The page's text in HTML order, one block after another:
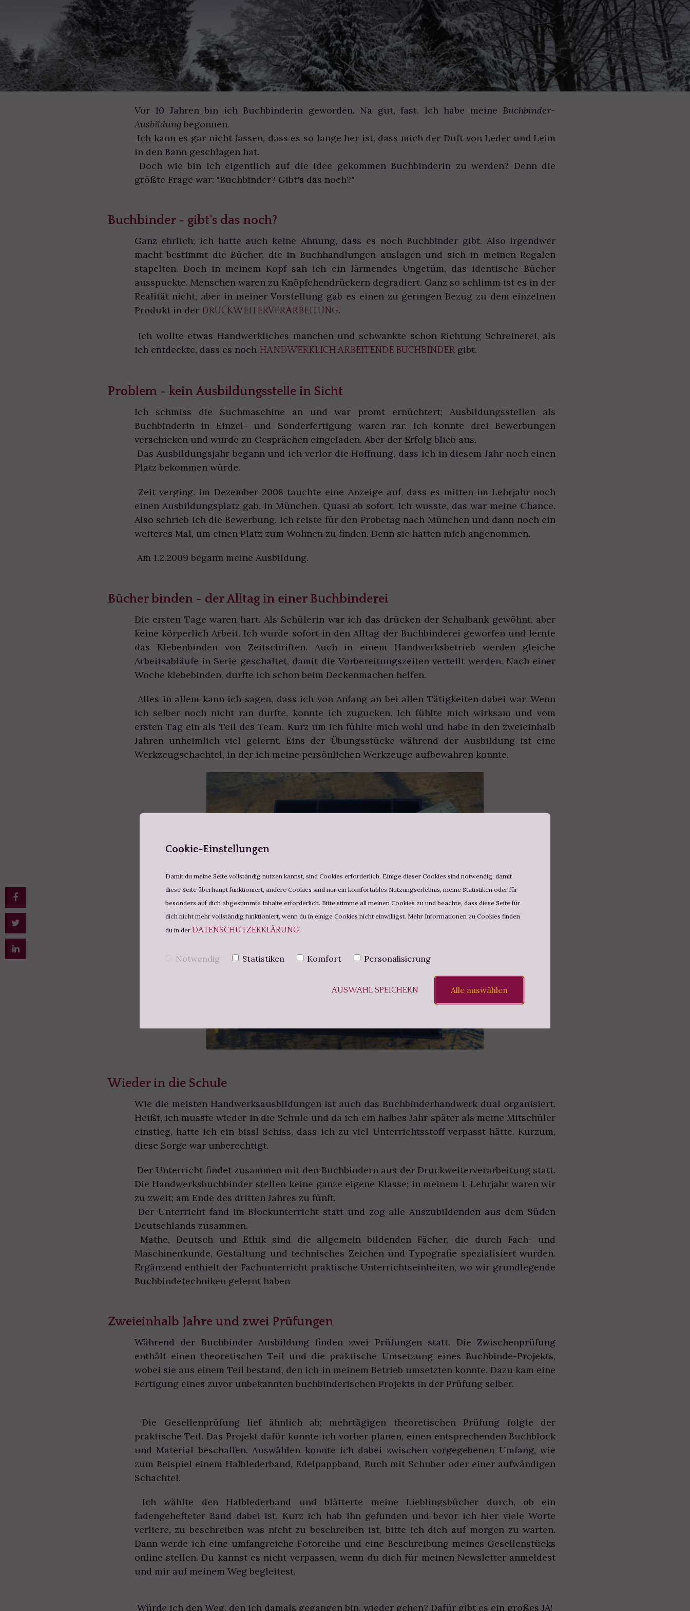
Vor 10 Jahren bin ich Buchbinderin geworden. Na gut, fast. Ich habe meine Buchbinder-
Ausbildung begonnen.
Ich kann es gar nicht fassen, dass es so lange her ist, dass mich der Duft von Leder und Leim
in den Bann geschlagen hat.
Doch wie bin ich eigentlich auf die Idee gekommen Buchbinderin zu werden? Denn die
größte Frage war: "Buchbinder? Gibt's das noch?"
Buchbinder - gibt's das noch?
Ganz ehrlich; ich hatte auch keine Ahnung, dass es noch Buchbinder gibt. Also irgendwer
macht bestimmt die Bücher, die in Buchhandlungen auslagen und sich in meinen Regalen
stapelten. Doch in meinem Kopf sah ich ein lärmendes Ungetüm, das identische Bücher
ausspuckte. Menschen waren zu Knöpfchendrückern degradiert. Ganz so schlimm ist es in der
Realität nicht, aber in meiner Vorstellung gab es einen zu geringen Bezug zu dem einzelnen
Produkt in der DRUCKWEITERVERARBEITUNG.
Ich wollte etwas Handwerkliches manchen und schwankte schon Richtung Schreinerei, als
ich entdeckte, dass es noch HANDWERKLICH ARBEITENDE BUCHBINDERgibt.
Problem - kein Ausbildungsstelle in Sicht
Ich schmiss die Suchmaschine an und war promt ernüchtert; Ausbildungsstellen als
Buchbinderin in Einzel- und Sonderfertigung waren rar. Ich konnte drei Bewerbungen
verschicken und wurde zu Gesprächen eingeladen. Aber der Erfolg blieb aus.
Das Ausbildungsjahr begann und ich verlor die Hoffnung, dass ich in diesem Jahr noch einen
Platz bekommen würde.
Zeit verging. Im Dezember 2008 tauchte eine Anzeige auf, dass es mitten im Lehrjahr noch
einen Ausbildungsplatz gab. In München. Quasi ab sofort. Ich wusste, das war meine Chance.
Also schrieb ich die Bewerbung. Ich reiste für den Probetag nach München und dann noch ein
weiteres Mal, um einen Platz zum Wohnen zu finden. Denn sie hatten mich angenommen.
Am 1.2.2009 begann meine Ausbildung.
Bücher binden - der Alltag in einer Buchbinderei
Die ersten Tage waren hart. Als Schülerin war ich das drücken der Schulbank gewöhnt, aber
keine körperlich Arbeit. Ich wurde sofort in den Alltag der Buchbinderei geworfen und lernte
das Klebenbinden von Zeitschriften. Auch in einem Handwerksbetrieb werden gleiche
Arbeitsabläufe in Serie geschaltet, damit die Vorbereitungszeiten verteilt werden. Nach einer
Woche klebebinden, durfte ich schon beim Deckenmachen helfen.
Alles in allem kann ich sagen, dass ich von Anfang an bei allen Tätigkeiten dabei war. Wenn
ich selber noch nicht ran durfte, konnte ich zugucken. Ich fühlte mich wirksam und vom
ersten Tag ein als Teil des Team. Kurz um ich fühlte mich wohl und habe in den zweieinhalb
Jahren unheimlich viel gelernt. Eins der Übungsstücke während der Ausbildung ist eine
Werkzeugschachtel, in der ich meine persönlichen Werkzeuge aufbewahren konnte.
Wieder in die Schule
Wie die meisten Handwerksausbildungen ist auch das Buchbinderhandwerk dual organisiert.
Heißt, ich musste wieder in die Schule und da ich ein halbes Jahr später als meine Mitschüler
einstieg, hatte ich ein bissl Schiss, dass ich zu viel Unterrichtsstoff verpasst hätte. Kurzum,
diese Sorge war unberechtigt.
Der Unterricht findet zusammen mit den Buchbindern aus der Druckweiterverarbeitung statt.
Die Handwerksbuchbinder stellen keine ganze eigene Klasse; in meinem 1. Lehrjahr waren wir
zu zweit; am Ende des dritten Jahres zu fünft.
Der Unterricht fand im Blockunterricht statt und zog alle Auszubildenden aus dem Süden
Deutschlands zusammen.
Mathe, Deutsch und Ethik sind die allgemein bildenden Fächer, die durch Fach- und
Maschinenkunde, Gestaltung und technisches Zeichen und Typografie spezialisiert wurden.
Ergänzend enthielt der Fachunterricht praktische Unterrichtseinheiten, wo wir grundlegende
Buchbindetechniken gelernt haben.
Zweieinhalb Jahre und zwei Prüfungen
Während der Buchbinder Ausbildung finden zwei Prüfungen statt. Die Zwischenprüfung
enthält einen theoretischen Teil und die praktische Umsetzung eines Buchbinde-Projekts,
wobei sie aus einem Teil bestand, den ich in meinem Betrieb umsetzten konnte. Dazu kam eine
Fertigung eines zuvor unbekannten buchbinderischen Projekts in der Prüfung selber.
Die Gesellenprüfung lief ähnlich ab; mehrtägigen theoretischen Prüfung folgte der
praktische Teil. Das Projekt dafür konnte ich vorher planen, einen entsprechenden Buchblock
und Material beschaffen. Auswählen konnte ich dabei zwischen vorgegebenen Umfang, wie
zum Beispiel einem Halblederband, Edelpappband, Buch mit Schuber oder einer aufwändigen
Schachtel.
Ich wählte den Halblederband und blätterte meine Lieblingsbücher durch, ob ein
fadengehefteter Band dabei ist. Kurz ich hab ihn gefunden und bevor ich hier viele Worte
verliere, zu beschreiben was nicht zu beschreiben ist, bitte ich dich auf morgen zu warten.
Dann werde ich eine umfangreiche Fotoreihe und eine Beschreibung meines Gesellenstücks
online stellen. Du kannst es nicht verpassen, wenn du dich für meinen Newsletter anmeldest
und mir auf meinem Weg begleitest.
Würde ich den Weg, den ich damals gegangen bin, wieder gehen? Dafür gibt es ein großes JA!
Cookie-Einstellungen
Damit du meine Seite vollständig nutzen kannst, sind Cookies erforderlich. Einige dieser Cookies sind notwendig, damit
diese Seite überhaupt funktioniert, andere Cookies sind nur ein komfortables Nutzungserlebnis, meine Statistiken oder für
besonders auf dich abgestimmte Inhalte erforderlich. Bitte stimme all meinen Cookies zu und beachte, dass diese Seite für
dich nicht mehr vollständig funktioniert, wenn du in einige Cookies nicht einwilligst. Mehr Informationen zu Cookies finden
du in der DATENSCHUTZERKLÄRUNG.
Notwendig Statistiken Komfort Personalisierung
AUSWAHL SPEICHERN Alle auswählen